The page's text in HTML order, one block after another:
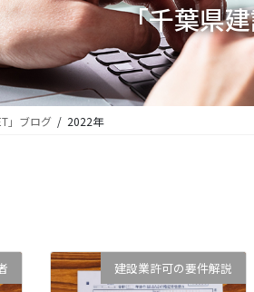
「千葉県
」ブログ 2022年
建設業許可の要件解説